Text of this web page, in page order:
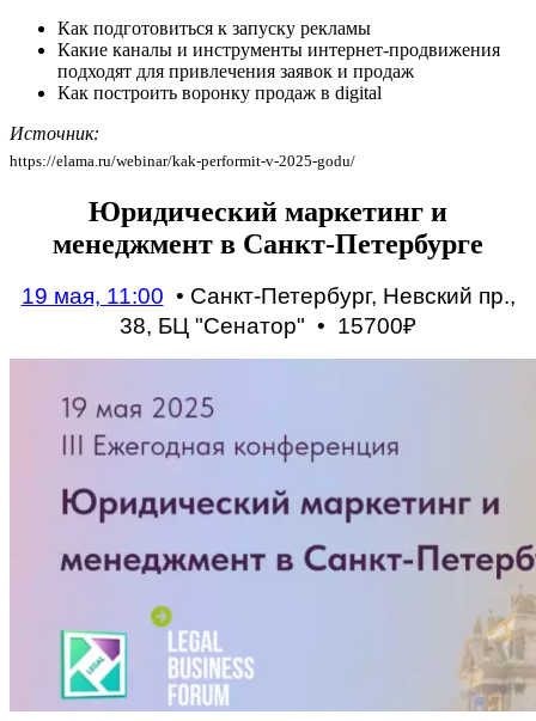
Как подготовиться к запуску рекламы
Какие каналы и инструменты интернет-продвижения
подходят для привлечения заявок и продаж
Как построить воронку продаж в digital
Источник:
https://elama.ru/webinar/kak-performit-v-2025-godu/
Юридический маркетинг и
менеджмент в Санкт-Петербурге
19 мая, 11:00 • Санкт-Петербург, Невский пр.,
38, БЦ "Сенатор" • 15700₽